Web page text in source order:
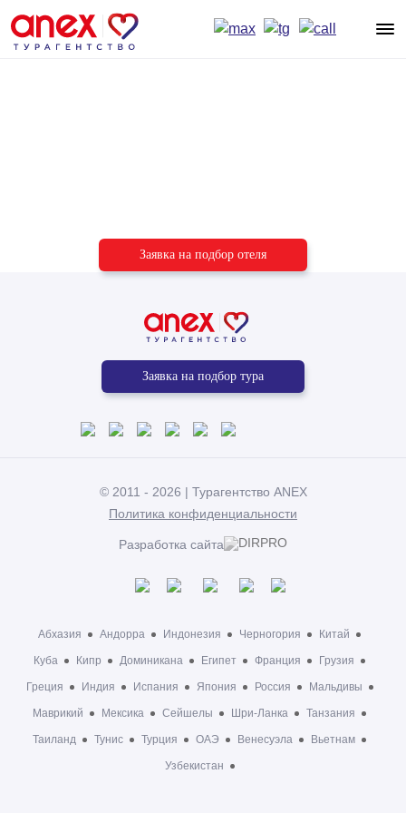
Заявка на подбор отеля
Заявка на подбор тура
© 2011 - 2026 | Турагентство ANEX
Политика конфиденциальности
Разработка сайта
Абхазия Андорра Индонезия Черногория Китай
Куба Кипр Доминикана Египет Франция Грузия
Греция Индия Испания Япония Россия Мальдивы
Маврикий Мексика Сейшелы Шри-Ланка Танзания
Таиланд Тунис Турция ОАЭ Венесуэла Вьетнам
Узбекистан